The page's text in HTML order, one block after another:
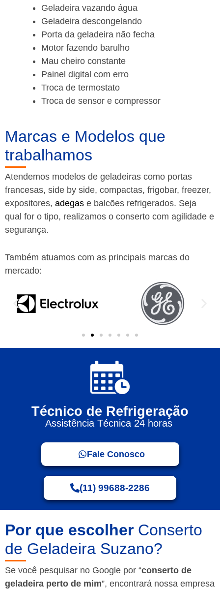
Geladeira vazando água
Geladeira descongelando
Porta da geladeira não fecha
Motor fazendo barulho
Mau cheiro constante
Painel digital com erro
Troca de termostato
Troca de sensor e compressor
Marcas e Modelos que
trabalhamos
Atendemos modelos de geladeiras como portas
francesas, side by side, compactas, frigobar, freezer,
expositores, adegas e balcões refrigerados. Seja
qual for o tipo, realizamos o conserto com agilidade e
segurança.
Também atuamos com as principais marcas do
mercado:
Técnico de Refrigeração
Assistência Técnica 24 horas
Fale Conosco
(11) 99688-2286
Por que escolher Conserto
de Geladeira Suzano?
Se você pesquisar no Google por “conserto de
geladeira perto de mim”, encontrará nossa empresa